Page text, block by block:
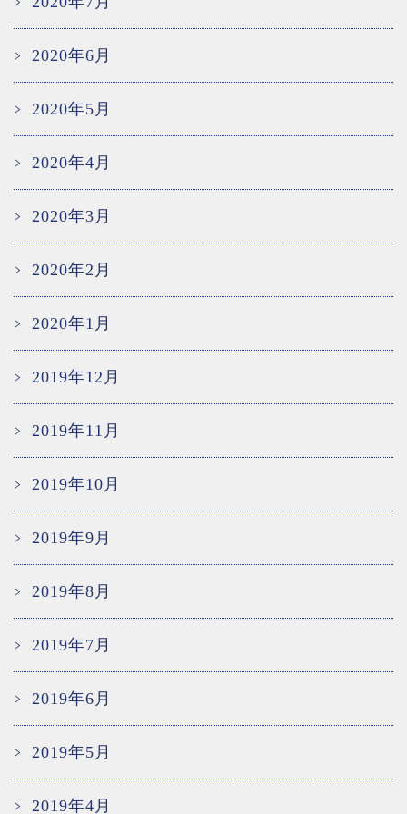
2020年6月
2020年5月
2020年4月
2020年3月
2020年2月
2020年1月
2019年12月
2019年11月
2019年10月
2019年9月
2019年8月
2019年7月
2019年6月
2019年5月
2019年4月